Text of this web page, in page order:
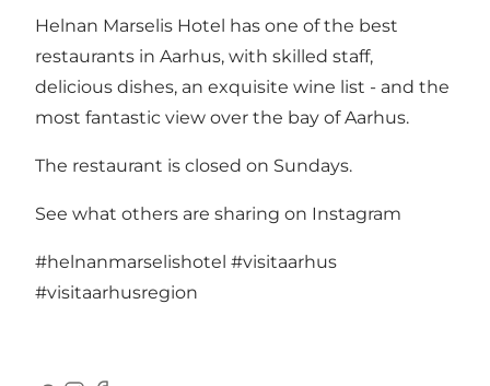
Helnan Marselis Hotel has one of the best
restaurants in Aarhus, with skilled staff,
delicious dishes, an exquisite wine list - and the
most fantastic view over the bay of Aarhus.
The restaurant is closed on Sundays.
See what others are sharing on Instagram
#helnanmarselishotel #visitaarhus
#visitaarhusregion